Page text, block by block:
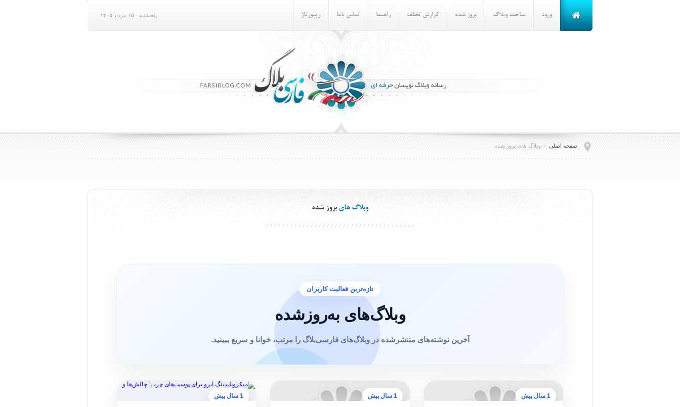
ورود ساخت وبلاگ بروز شده گزارش تخلف راهنما تماس باما ريپورتاژ پنجشنبه - ۱۵ مرداد ۱۴۰۵
صفحه اصلی > وبلاگ های بروز شده
وبلاگ های بروز شده
تازه‌ترین فعالیت کاربران
وبلاگ‌های به‌روزشده
آخرین نوشته‌های منتشرشده در وبلاگ‌های فارسی‌بلاگ را مرتب، خوانا و سریع ببینید.
1 سال پیش 1 سال پیش 1 سال پیش